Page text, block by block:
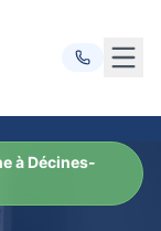
à Décines-